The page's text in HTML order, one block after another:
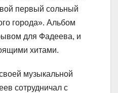
первый сольный
города». Альбом
для Фадеева, и
хитами.
музыкальной
сотрудничал с